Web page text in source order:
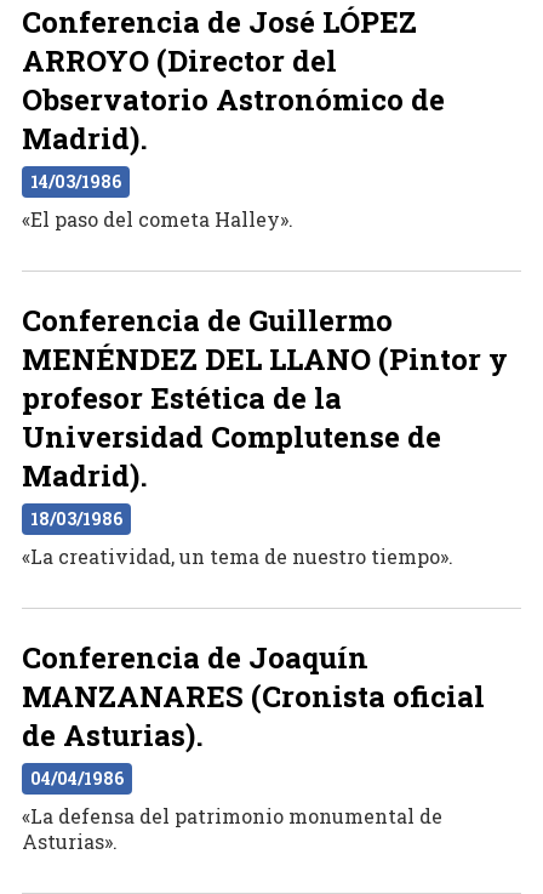
Conferencia de José LÓPEZ
ARROYO (Director del
Observatorio Astronómico de
Madrid).
14/03/1986
«El paso del cometa Halley».
Conferencia de Guillermo
MENÉNDEZ DEL LLANO (Pintor y
profesor Estética de la
Universidad Complutense de
Madrid).
18/03/1986
«La creatividad, un tema de nuestro tiempo».
Conferencia de Joaquín
MANZANARES (Cronista oficial
de Asturias).
04/04/1986
«La defensa del patrimonio monumental de
Asturias».